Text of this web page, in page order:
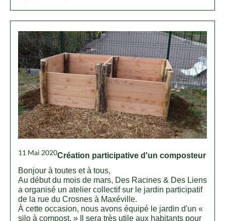
11 Mai 2020Création participative d'un composteur
Bonjour à toutes et à tous,
Au début du mois de mars, Des Racines & Des Liens
a organisé un atelier collectif sur le jardin participatif
de la rue du Crosnes à Maxéville.
À cette occasion, nous avons équipé le jardin d'un «
silo à compost. » Il sera très utile aux habitants pour